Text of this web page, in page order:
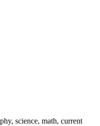
science, math, current